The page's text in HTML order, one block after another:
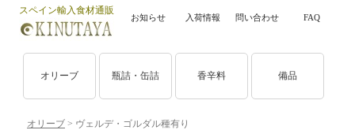
スペイン輸入食材通販
お知らせ 入荷情報 問い合わせ FAQ
オリーブ 瓶詰・缶詰 香辛料 備品
オリーブ > ヴェルデ・ゴルダル種有り